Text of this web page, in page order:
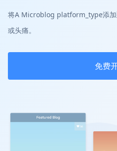
将A Microblog platform_type添
或头痛。
免费